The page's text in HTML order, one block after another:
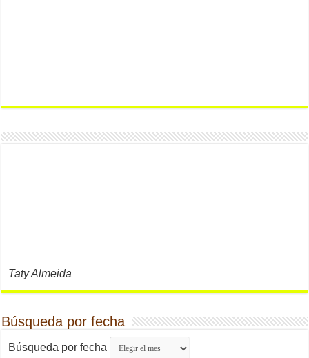
Taty Almeida
Búsqueda por fecha
Búsqueda por fecha